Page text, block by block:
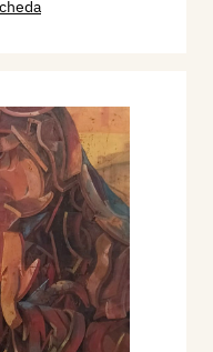
Start Editore.
della mostra
Venezia, Start ed.
Grafico. Castel
alla tavola, a
di Maria